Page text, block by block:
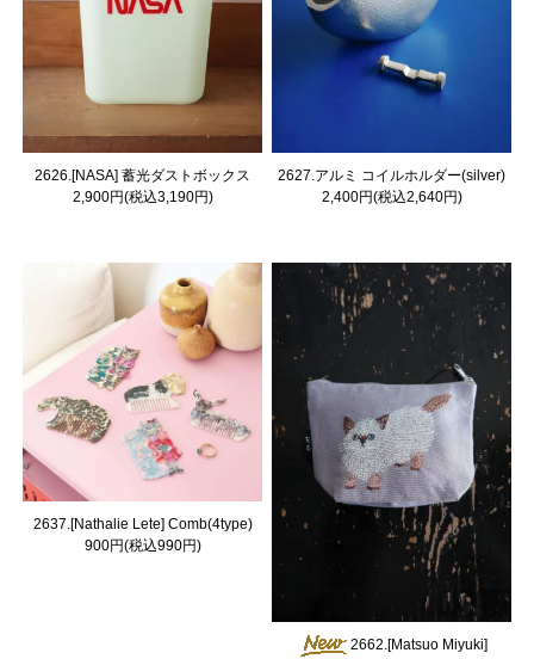
2626.[NASA] 蓄光ダストボックス
2,900円(税込3,190円)
2627.アルミ コイルホルダー(silver)
2,400円(税込2,640円)
2637.[Nathalie Lete] Comb(4type)
900円(税込990円)
2662.[Matsuo Miyuki]